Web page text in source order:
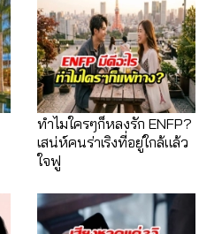
ทำไมใครๆก็หลงรัก ENFP?
เสน่ห์คนร่าเริงที่อยู่ใกล้แล้ว
ใจฟู